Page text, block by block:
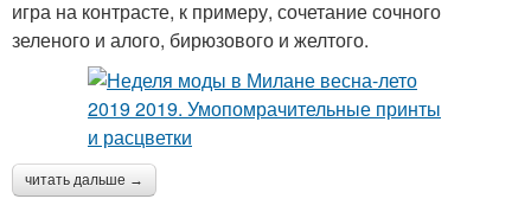
игра на контрасте, к примеру, сочетание сочного
зеленого и алого, бирюзового и желтого.
читать дальше →